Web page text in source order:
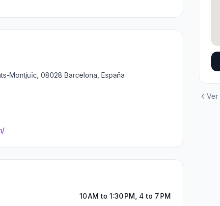
Montjuïc, 08028 Barcelona, España
10 AM to 1:30 PM, 4 to 7 PM
Ver